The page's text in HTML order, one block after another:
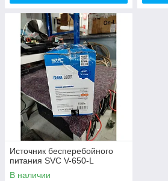
Источник бесперебойного
питания SVC V-650-L
В наличии